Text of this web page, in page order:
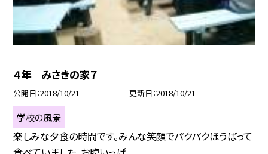
４年 みさきの家７
公開日 2018/10/21 更新日 2018/10/21
学校の風景
楽しみな夕食の時間です。みんな笑顔でパクパクほうばって